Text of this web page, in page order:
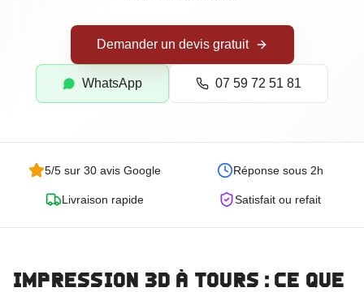
Trophées Personnalisés
Maquettes d'Architecture
Demander un devis gratuit
WhatsApp 07 59 72 51 81
5/5 sur 30 avis Google Réponse sous 2h
Livraison rapide Satisfait ou refait
Impression 3D à Tours : ce que